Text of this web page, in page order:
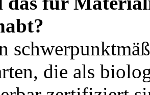
die als